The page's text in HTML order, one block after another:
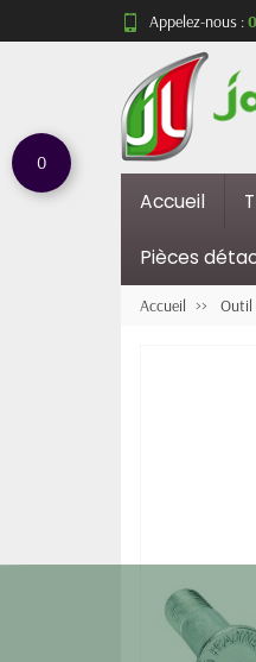
0
Appelez-nous :
Accueil
Pièces
Accueil Outil